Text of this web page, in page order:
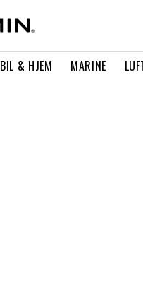
BIL & HJEM MARINE